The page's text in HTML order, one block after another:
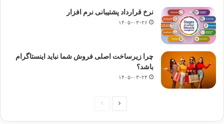
نرخ قرارداد پشتیبانی نرم افزار
۱۴۰۵-۰۳-۲۶
چرا زیرساخت اصلی فروش شما نباید اینستاگرام
باشد؟
۱۴۰۵-۰۳-۲۴
صفحه
صفحه